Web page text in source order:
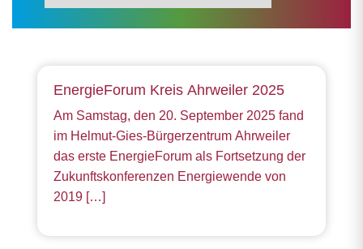
EnergieForum Kreis Ahrweiler 2025
Am Samstag, den 20. September 2025 fand
im Helmut-Gies-Bürgerzentrum Ahrweiler
das erste EnergieForum als Fortsetzung der
Zukunftskonferenzen Energiewende von
2019 […]